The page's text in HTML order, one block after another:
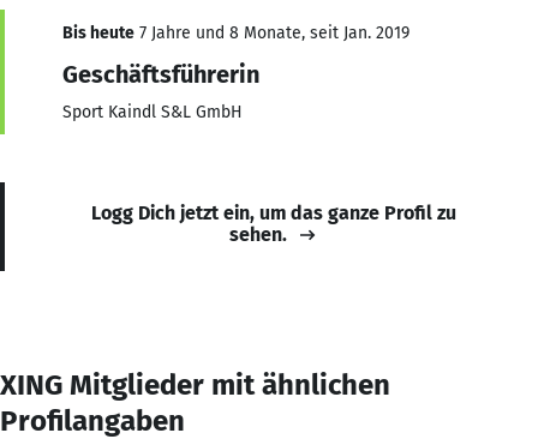
Bis heute 7 Jahre und 8 Monate, seit Jan. 2019
Geschäftsführerin
Sport Kaindl S&L GmbH
Logg Dich jetzt ein, um das ganze Profil zu
sehen.
XING Mitglieder mit ähnlichen
Profilangaben